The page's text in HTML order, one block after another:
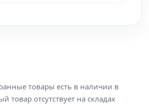
товары есть в наличии в
отсутствует на складах